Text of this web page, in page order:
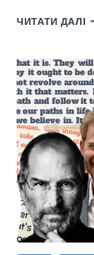
ЧИТАТИ ДАЛІ
А